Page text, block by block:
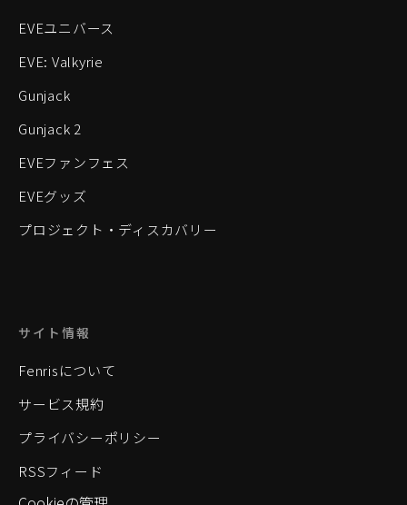
EVEユニバース
EVE: Valkyrie
Gunjack
Gunjack 2
EVEファンフェス
EVEグッズ
プロジェクト・ディスカバリー
サイト情報
Fenrisについて
サービス規約
プライバシーポリシー
RSSフィード